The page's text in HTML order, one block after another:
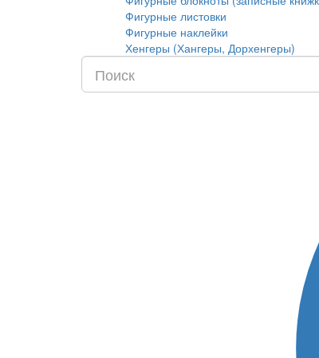
Фигурные листовки
Фигурные наклейки
Хенгеры (Хангеры, Дорхенгеры)